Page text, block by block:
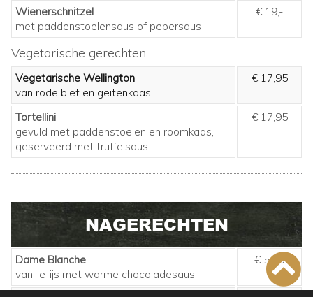
Wienerschnitzel
met paddenstoelensaus of pepersaus
€ 19,-
Vegetarische gerechten
Vegetarische Wellington
van rode biet en geitenkaas
€ 17,95
Tortellini
gevuld met paddenstoelen en roomkaas,
geserveerd met truffelsaus
€ 17,95
NAGERECHTEN
Dame Blanche
vanille-ijs met warme chocoladesaus
€ 5,95